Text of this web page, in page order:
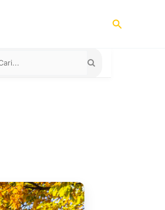
Search
Positif Vibes Artinya? Pahami